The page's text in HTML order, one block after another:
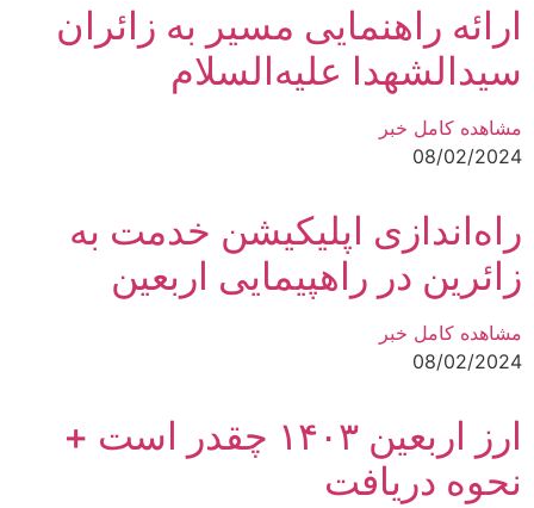
ارائه راهنمایی مسیر به زائران
سیدالشهدا علیه‌السلام
مشاهده کامل خبر
08/02/2024
راه‌اندازی اپلیکیشن خدمت به
زائرین در راهپیمایی اربعین
مشاهده کامل خبر
08/02/2024
ارز اربعین ۱۴۰۳ چقدر است +
نحوه دریافت